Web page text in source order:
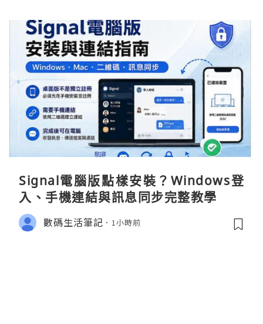
Signal電腦版點樣安裝？Windows登
入、手機連結與訊息同步完整教學
數碼生活筆記 1小時前